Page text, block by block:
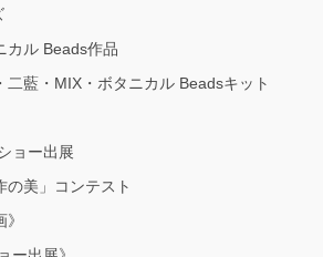
カル Beads作品
二藍・MIX・ボタニカル Beadsキット
ョー出展
の美」コンテスト